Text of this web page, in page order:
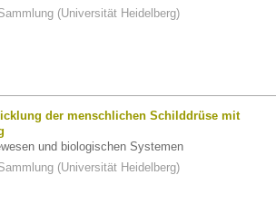
(Universität Heidelberg)
der menschlichen Schilddrüse mit
und biologischen Systemen
(Universität Heidelberg)